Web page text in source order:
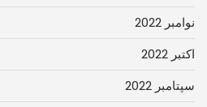
نوامبر 2022
اکتبر 2022
سپتامبر 2022